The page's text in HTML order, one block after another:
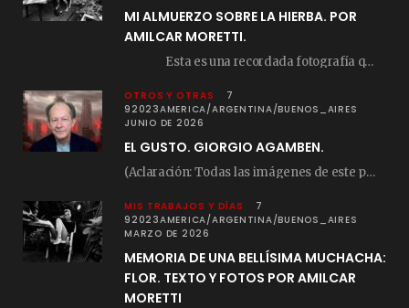
MI ALMUERZO SOBRE LA HIERBA. POR
AMILCAR MORETTI.
Esta es una recordada fotografía que registré…
OTROS Y OTRAS
7
92023AMERICA/ARGENTINA/BUENOS_AIRES
JUNIO DE 2026
EL GUSTO. GIORGIO AGAMBEN.
(Aclaración: Todas las imágenes de este posteo fueron tomadas de Bloghemia.com, y todos los…
MIS TRABAJOS Y DÍAS
7
92023AMERICA/ARGENTINA/BUENOS_AIRES
MARZO DE 2026
MEMORIA DE UNA BELLÍSIMA MUCHACHA:
FLOR. TEXTO Y FOTOS POR AMILCAR
MORETTI